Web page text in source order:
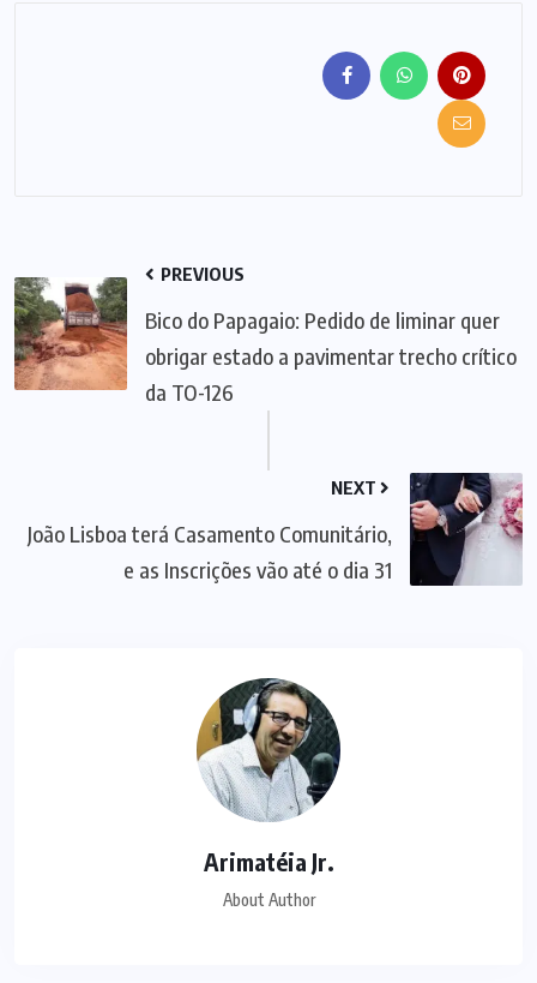
PREVIOUS
Bico do Papagaio: Pedido de liminar quer
obrigar estado a pavimentar trecho crítico
da TO-126
NEXT
João Lisboa terá Casamento Comunitário,
e as Inscrições vão até o dia 31
Arimatéia Jr.
About Author